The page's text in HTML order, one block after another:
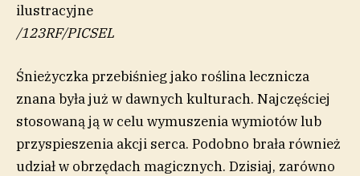
ilustracyjne
/123RF/PICSEL
Śnieżyczka przebiśnieg jako roślina lecznicza
znana była już w dawnych kulturach. Najczęściej
stosowaną ją w celu wymuszenia wymiotów lub
przyspieszenia akcji serca. Podobno brała również
udział w obrzędach magicznych. Dzisiaj, zarówno